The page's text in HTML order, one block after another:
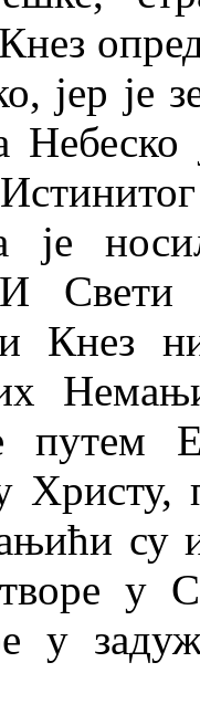
јер је
Небеско
је
Свети
Кнез
путем
Христу,
су
у
у